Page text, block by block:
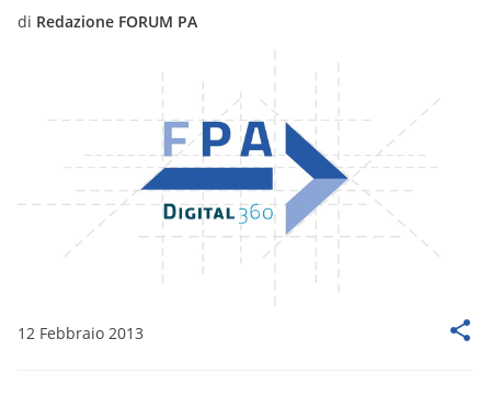
di Redazione FORUM PA
12 Febbraio 2013